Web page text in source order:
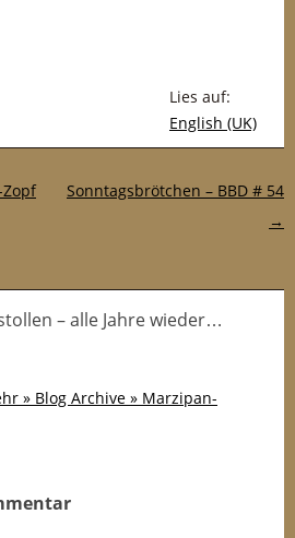
Lies auf:
English (UK)
Sonntagsbrötchen – BBD # 54
→
– alle Jahre wieder…
» Blog Archive » Marzipan-